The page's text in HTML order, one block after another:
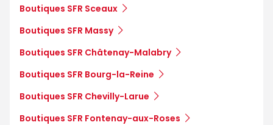
Boutiques SFR Sceaux
Boutiques SFR Massy
Boutiques SFR Châtenay-Malabry
Boutiques SFR Bourg-la-Reine
Boutiques SFR Chevilly-Larue
Boutiques SFR Fontenay-aux-Roses